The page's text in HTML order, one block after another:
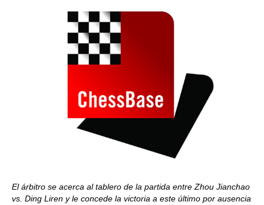
El árbitro se acerca al tablero de la partida entre Zhou Jianchao
vs. Ding Liren y le concede la victoria a este último por ausencia